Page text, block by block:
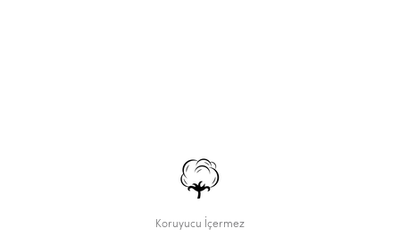
Koruyucu İçermez